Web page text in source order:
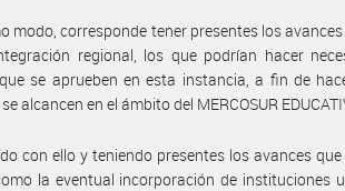
modo, corresponde tener presentes los
regional, los que podrían hacer
se aprueben en esta instancia, a fin de
alcancen en el ámbito del MERCOSUR
con ello y teniendo presentes los avances
la eventual incorporación de instituciones